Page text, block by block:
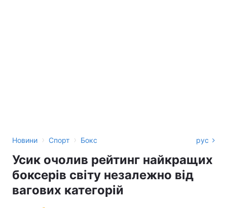
Новини › Спорт › Бокс рус
Усик очолив рейтинг найкращих
боксерів світу незалежно від
вагових категорій